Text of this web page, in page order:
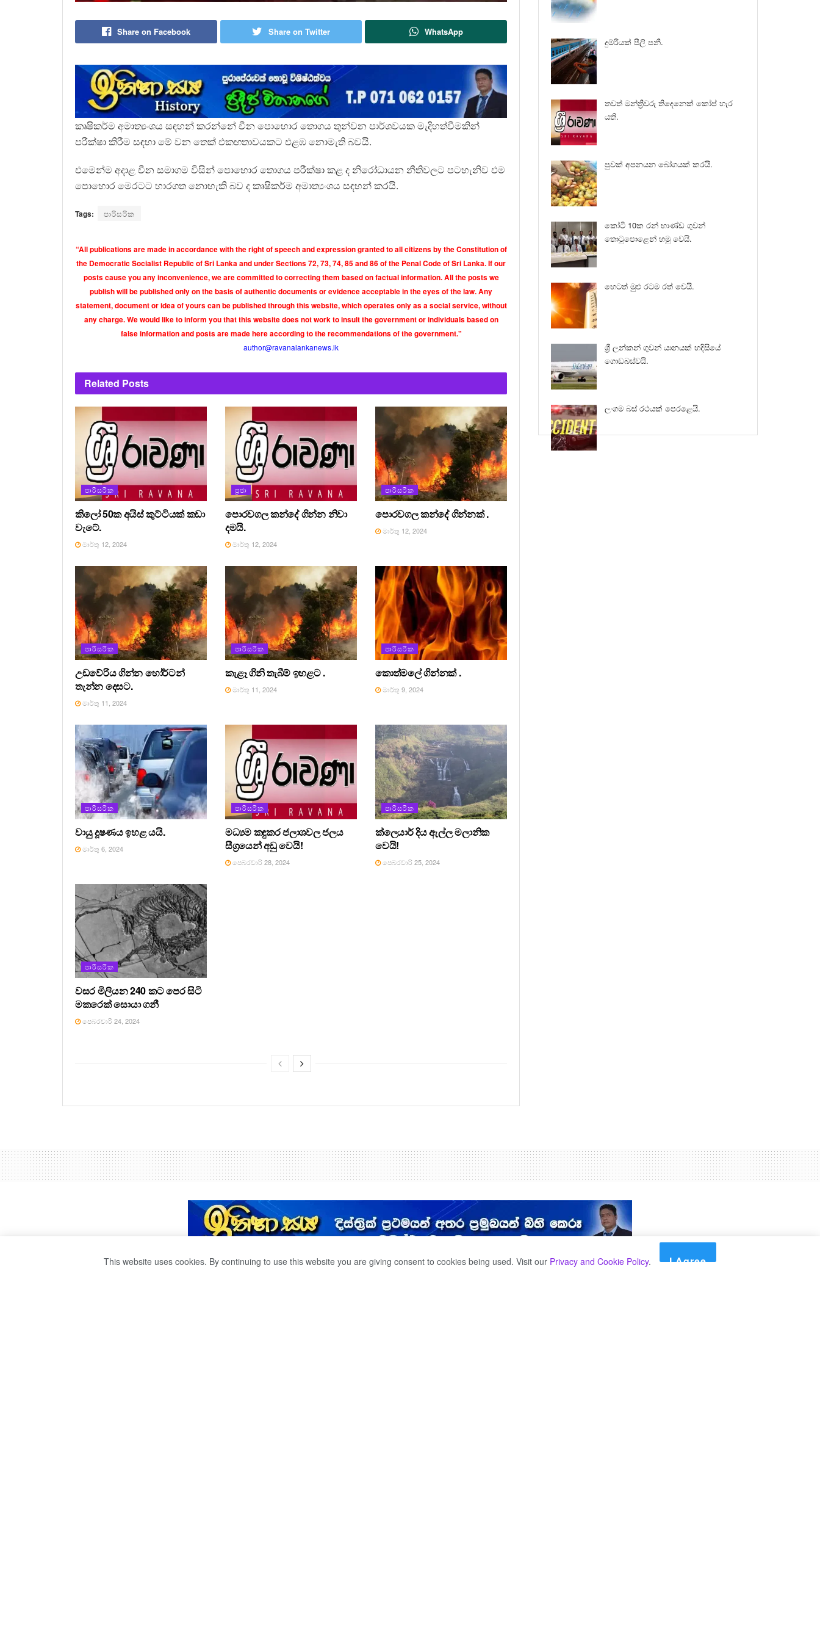
Share on Facebook Share on Twitter WhatsApp
කෘෂිකර්ම අමාත්‍යංශය සඳහන් කරන්නේ චීන පොහොර තොගය තුන්වන පාර්ශවයක මැදිහත්වීමකින්
පරීක්ෂා කිරීම සඳහා මේ වන තෙක් එකඟතාවයකට එළඹ නොමැති බවයි.
එමෙන්ම අදාළ චීන සමාගම විසින් පොහොර තොගය පරීක්ෂා කළ ද නිරෝධායන නීතිවලට පටහැනිව එම
පොහොර මෙරටට භාරගත නොහැකි බව ද කෘෂිකර්ම අමාත්‍යංශය සඳහන් කරයි.
Tags: පාරිසරික
“All publications are made in accordance with the right of speech and expression granted to all citizens by the Constitution of
the Democratic Socialist Republic of Sri Lanka and under Sections 72, 73, 74, 85 and 86 of the Penal Code of Sri Lanka. If our
posts cause you any inconvenience, we are committed to correcting them based on factual information. All the posts we
publish will be published only on the basis of authentic documents or evidence acceptable in the eyes of the law. Any
statement, document or idea of yours can be published through this website, which operates only as a social service, without
any charge. We would like to inform you that this website does not work to insult the government or individuals based on
false information and posts are made here according to the recommendations of the government."
author@ravanalankanews.lk
Related Posts
පාරිසරික
කිලෝ 50ක අයිස් කුට්ටියක් කඩා
වැටේ.
මාර්තු 12, 2024
ප්‍රජා
පොරවගල කන්දේ ගින්න නිවා
දමයි.
මාර්තු 12, 2024
පාරිසරික
පොරවගල කන්දේ ගින්නක් .
මාර්තු 12, 2024
පාරිසරික
උඩවේරිය ගින්න හෝර්ටන්
තැන්න දෙසට.
මාර්තු 11, 2024
පාරිසරික
කැළෑ ගිනි තැබීම් ඉහළට .
මාර්තු 11, 2024
පාරිසරික
කොත්මලේ ගින්නක් .
මාර්තු 9, 2024
පාරිසරික
වායු දූෂණය ඉහළ යයි.
මාර්තු 6, 2024
පාරිසරික
මධ්‍යම කඳුකර ජලාශවල ජලය
සීග්‍රයෙන් අඩු වෙයි!
පෙබරවාරි 28, 2024
පාරිසරික
ක්ලෙයාර් දිය ඇල්ල මලානික
වෙයි!
පෙබරවාරි 25, 2024
පාරිසරික
වසර මිලියන 240 කට පෙර සිටි
මකරෙක් සොයා ගනී
පෙබරවාරි 24, 2024
දුම්රියක් පීලි පනී.
තවත් මන්ත්‍රීවරු තිදෙනෙක් කෝප් හැර
යති.
පුවක් අපනයන බෝගයක් කරයි.
කෝටි 10ක රන් භාණ්ඩ ගුවන්
තොටුපොළෙන් හමු වෙයි.
හෙටත් මුළු රටම රත් වෙයි.
ශ්‍රී ලන්කන් ගුවන් යානයක් හදිසියේ
ගොඩබස්වයි.
ලංගම බස් රථයක් පෙරළෙයි.
This website uses cookies. By continuing to use this website you are giving consent to cookies being used. Visit our Privacy and Cookie Policy. I Agree